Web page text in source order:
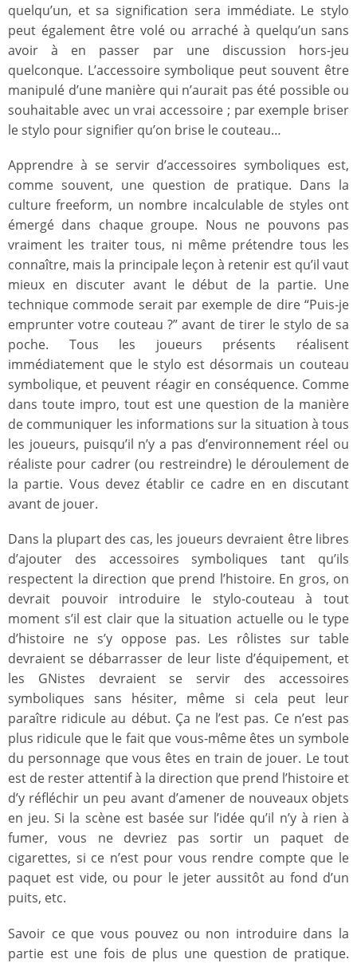
quelqu’un, et sa signification sera immédiate. Le stylo
peut également être volé ou arraché à quelqu’un sans
avoir à en passer par une discussion hors-jeu
quelconque. L’accessoire symbolique peut souvent être
manipulé d’une manière qui n’aurait pas été possible ou
souhaitable avec un vrai accessoire ; par exemple briser
le stylo pour signifier qu’on brise le couteau…
Apprendre à se servir d’accessoires symboliques est,
comme souvent, une question de pratique. Dans la
culture freeform, un nombre incalculable de styles ont
émergé dans chaque groupe. Nous ne pouvons pas
vraiment les traiter tous, ni même prétendre tous les
connaître, mais la principale leçon à retenir est qu’il vaut
mieux en discuter avant le début de la partie. Une
technique commode serait par exemple de dire “Puis-je
emprunter votre couteau ?” avant de tirer le stylo de sa
poche. Tous les joueurs présents réalisent
immédiatement que le stylo est désormais un couteau
symbolique, et peuvent réagir en conséquence. Comme
dans toute impro, tout est une question de la manière
de communiquer les informations sur la situation à tous
les joueurs, puisqu’il n’y a pas d’environnement réel ou
réaliste pour cadrer (ou restreindre) le déroulement de
la partie. Vous devez établir ce cadre en en discutant
avant de jouer.
Dans la plupart des cas, les joueurs devraient être libres
d’ajouter des accessoires symboliques tant qu’ils
respectent la direction que prend l’histoire. En gros, on
devrait pouvoir introduire le stylo-couteau à tout
moment s’il est clair que la situation actuelle ou le type
d’histoire ne s’y oppose pas. Les rôlistes sur table
devraient se débarrasser de leur liste d’équipement, et
les GNistes devraient se servir des accessoires
symboliques sans hésiter, même si cela peut leur
paraître ridicule au début. Ça ne l’est pas. Ce n’est pas
plus ridicule que le fait que vous-même êtes un symbole
du personnage que vous êtes en train de jouer. Le tout
est de rester attentif à la direction que prend l’histoire et
d’y réfléchir un peu avant d’amener de nouveaux objets
en jeu. Si la scène est basée sur l’idée qu’il n’y à rien à
fumer, vous ne devriez pas sortir un paquet de
cigarettes, si ce n’est pour vous rendre compte que le
paquet est vide, ou pour le jeter aussitôt au fond d’un
puits, etc.
Savoir ce que vous pouvez ou non introduire dans la
partie est une fois de plus une question de pratique.